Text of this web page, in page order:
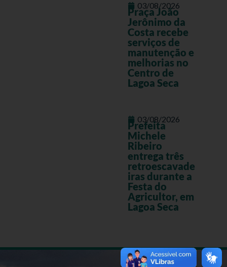
03/08/2026
Praça João
Jerônimo da
Costa recebe
serviços de
manutenção e
melhorias no
Centro de
Lagoa Seca
03/08/2026
Prefeita
Michele
Ribeiro
entrega três
retroescavade
iras durante a
Festa do
Agricultor, em
Lagoa Seca